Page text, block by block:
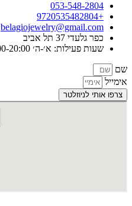
053-548-2804
+9720535482804
belagiojewelry@gmail.com
כפר גלעדי 37 תל אביב
שעות פעילות: א׳-ה׳ 09:00-20:00 ו׳ וערבי חג 9:00-15:00
שם
אימייל
צרפו אותי לניוזלטר